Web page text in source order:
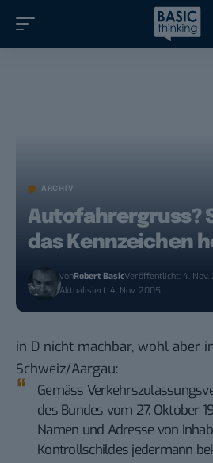
ARCHIV
Autofahrergruss?
das Kennzeichen
vonRobert BasicVeröffentlicht: 4. Nov.
Aktualisiert: 4. Nov. 2005
in D nicht machbar, wohl aber
Schweiz/Aargau:
Gemäss
des Bundes vom 27. Oktober
Namen und Adresse von
Kontrollschildes jedermann